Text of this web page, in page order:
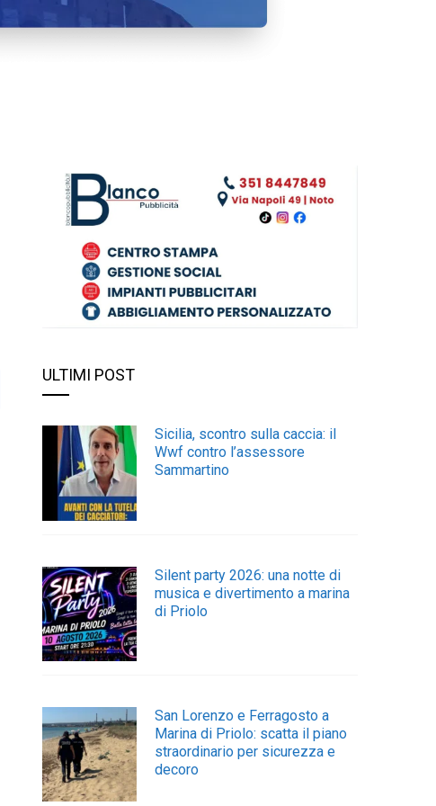
ULTIMI POST
Sicilia, scontro sulla caccia: il
Wwf contro l’assessore
Sammartino
Silent party 2026: una notte di
musica e divertimento a marina
di Priolo
San Lorenzo e Ferragosto a
Marina di Priolo: scatta il piano
straordinario per sicurezza e
decoro